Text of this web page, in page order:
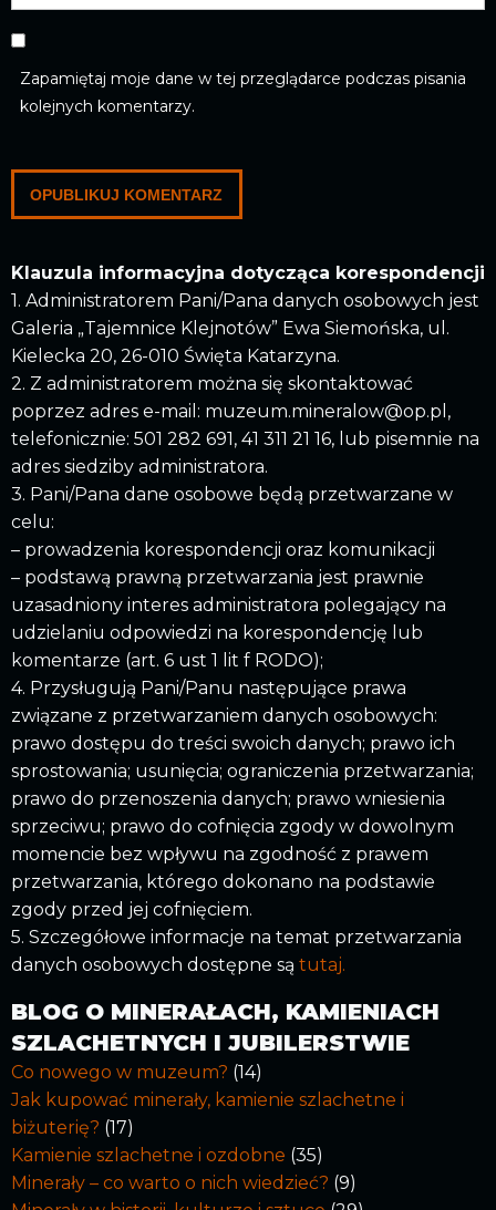
Zapamiętaj moje dane w tej przeglądarce podczas pisania
kolejnych komentarzy.
Klauzula informacyjna dotycząca korespondencji
1. Administratorem Pani/Pana danych osobowych jest
Galeria „Tajemnice Klejnotów” Ewa Siemońska, ul.
Kielecka 20, 26-010 Święta Katarzyna.
2. Z administratorem można się skontaktować
poprzez adres e-mail: muzeum.mineralow@op.pl,
telefonicznie: 501 282 691, 41 311 21 16, lub pisemnie na
adres siedziby administratora.
3. Pani/Pana dane osobowe będą przetwarzane w
celu:
– prowadzenia korespondencji oraz komunikacji
– podstawą prawną przetwarzania jest prawnie
uzasadniony interes administratora polegający na
udzielaniu odpowiedzi na korespondencję lub
komentarze (art. 6 ust 1 lit f RODO);
4. Przysługują Pani/Panu następujące prawa
związane z przetwarzaniem danych osobowych:
prawo dostępu do treści swoich danych; prawo ich
sprostowania; usunięcia; ograniczenia przetwarzania;
prawo do przenoszenia danych; prawo wniesienia
sprzeciwu; prawo do cofnięcia zgody w dowolnym
momencie bez wpływu na zgodność z prawem
przetwarzania, którego dokonano na podstawie
zgody przed jej cofnięciem.
5. Szczegółowe informacje na temat przetwarzania
danych osobowych dostępne są tutaj.
BLOG O MINERAŁACH, KAMIENIACH
SZLACHETNYCH I JUBILERSTWIE
Co nowego w muzeum? (14)
Jak kupować minerały, kamienie szlachetne i
biżuterię? (17)
Kamienie szlachetne i ozdobne (35)
Minerały – co warto o nich wiedzieć? (9)